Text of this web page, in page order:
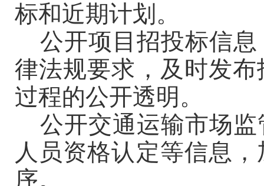
标和近期计划。
公开项目招投标信
律法规要求，及时发
过程的公开透明。
公开交通运输市场
人员资格认定等信息
序。